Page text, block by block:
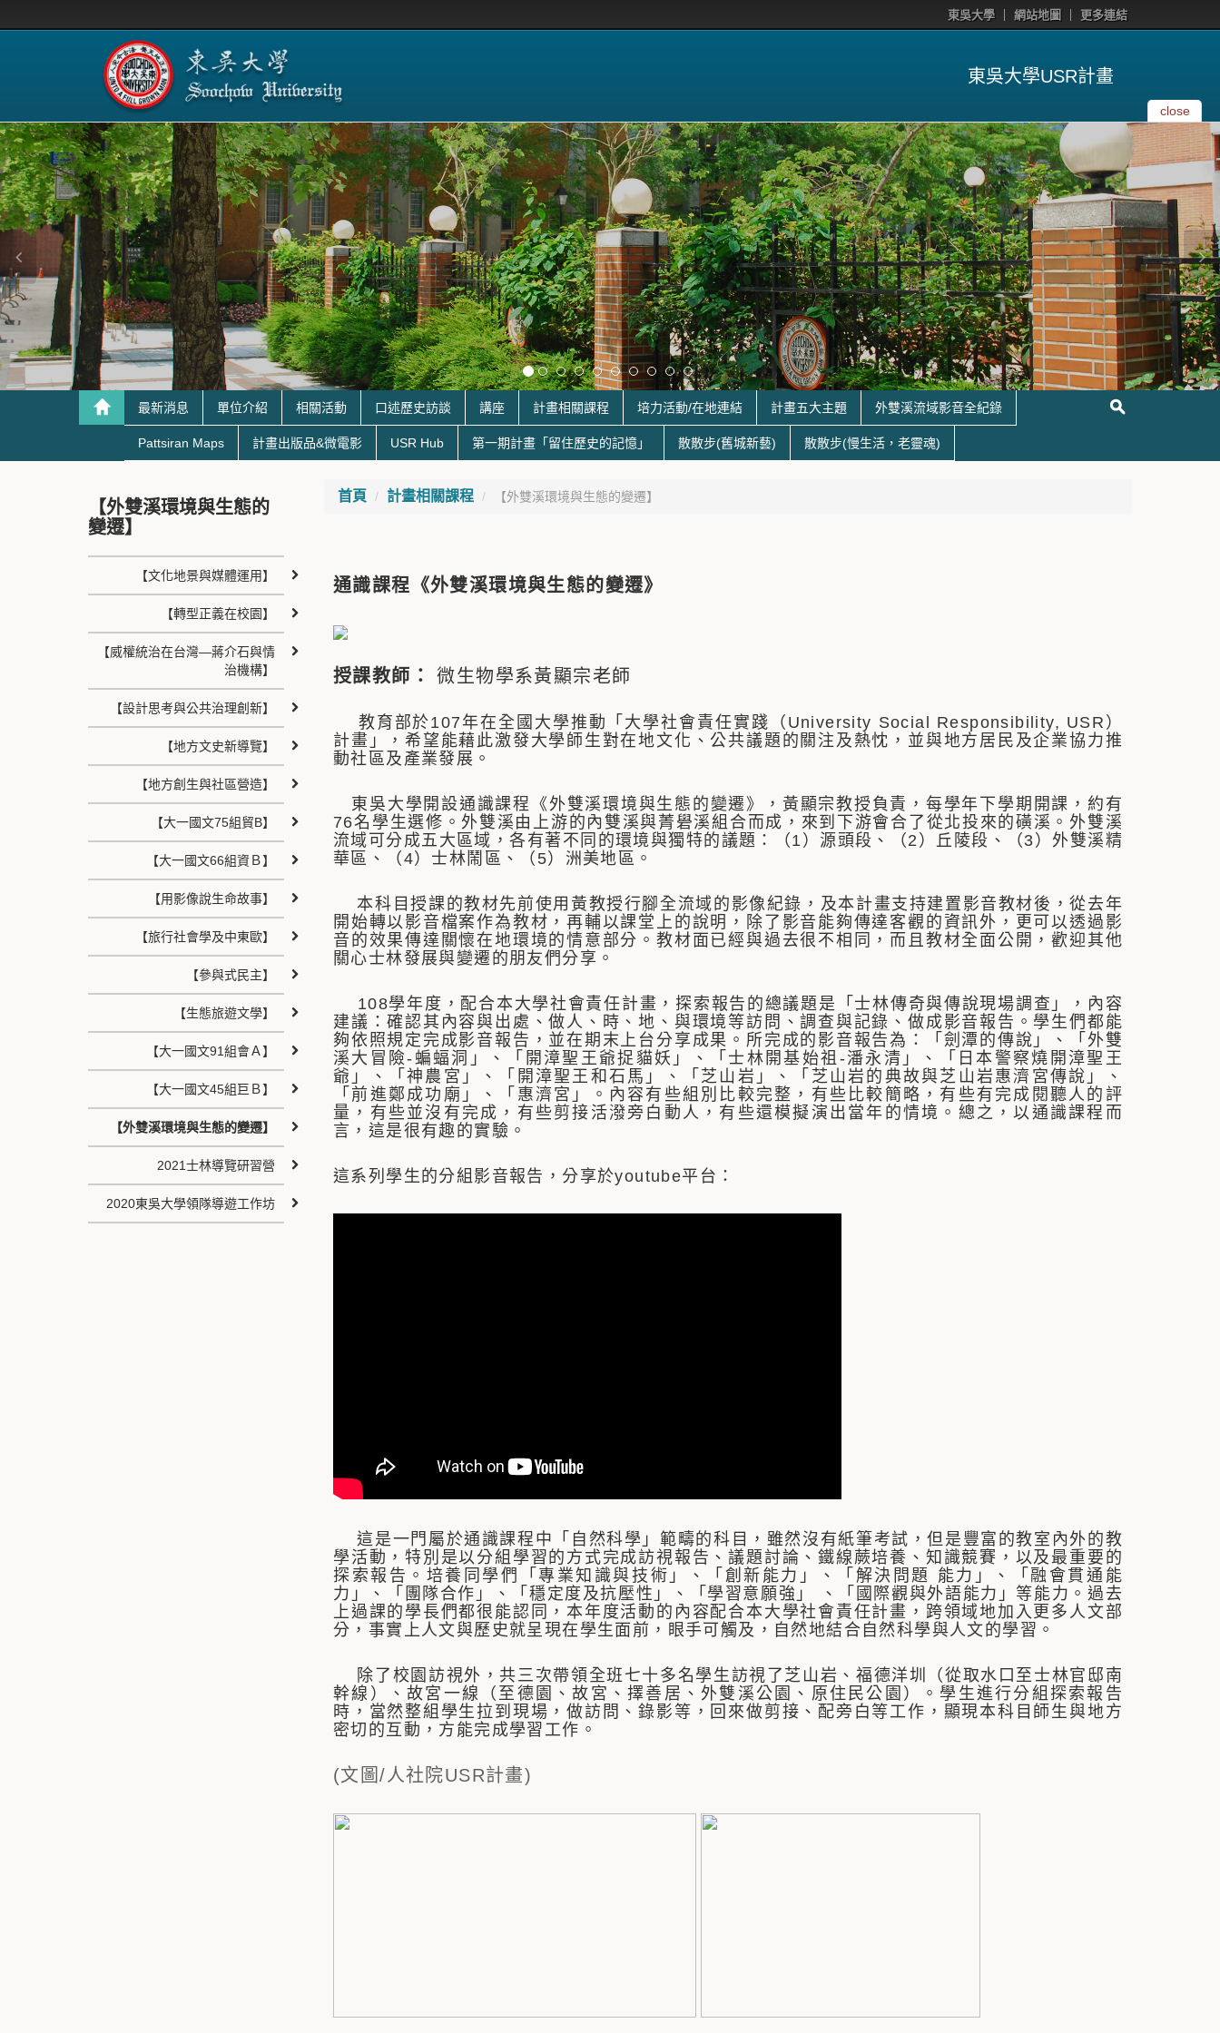
東吳大學 網站地圖 更多連結
東吳大學USR計畫
close
最新消息 單位介紹 相關活動 口述歷史訪談 講座 計畫相關課程 培力活動/在地連結 計畫五大主題 外雙溪流域影音全紀錄
Pattsiran Maps 計畫出版品&微電影 USR Hub 第一期計畫「留住歷史的記憶」 散散步(舊城新藝) 散散步(慢生活，老靈魂)
首頁 計畫相關課程 【外雙溪環境與生態的變遷】
通識課程《外雙溪環境與生態的變遷》
授課教師： 微生物學系黃顯宗老師
教育部於107年在全國大學推動「大學社會責任實踐（University Social Responsibility, USR）
計畫」，希望能藉此激發大學師生對在地文化、公共議題的關注及熱忱，並與地方居民及企業協力推
動社區及產業發展。
東吳大學開設通識課程《外雙溪環境與生態的變遷》，黃顯宗教授負責，每學年下學期開課，約有
76名學生選修。外雙溪由上游的內雙溪與菁礐溪組合而成，來到下游會合了從北投來的磺溪。外雙溪
流域可分成五大區域，各有著不同的環境與獨特的議題：（1）源頭段、（2）丘陵段、（3）外雙溪精
華區、（4）士林鬧區、（5）洲美地區。
本科目授課的教材先前使用黃教授行腳全流域的影像紀錄，及本計畫支持建置影音教材後，從去年
開始轉以影音檔案作為教材，再輔以課堂上的說明，除了影音能夠傳達客觀的資訊外，更可以透過影
音的效果傳達關懷在地環境的情意部分。教材面已經與過去很不相同，而且教材全面公開，歡迎其他
關心士林發展與變遷的朋友們分享。
108學年度，配合本大學社會責任計畫，探索報告的總議題是「士林傳奇與傳說現場調查」，內容
建議：確認其內容與出處、做人、時、地、與環境等訪問、調查與記錄、做成影音報告。學生們都能
夠依照規定完成影音報告，並在期末上台分享成果。所完成的影音報告為：「劍潭的傳說」、「外雙
溪大冒險-蝙蝠洞」、「開漳聖王爺捉貓妖」、「士林開基始祖-潘永清」、「日本警察燒開漳聖王
爺」、「神農宮」、「開漳聖王和石馬」、「芝山岩」、「芝山岩的典故與芝山岩惠濟宮傳說」、
「前進鄭成功廟」、「惠濟宮」。內容有些組別比較完整，有些比較簡略，有些有完成閱聽人的評
量，有些並沒有完成，有些剪接活潑旁白動人，有些還模擬演出當年的情境。總之，以通識課程而
言，這是很有趣的實驗。
這系列學生的分組影音報告，分享於youtube平台：
這是一門屬於通識課程中「自然科學」範疇的科目，雖然沒有紙筆考試，但是豐富的教室內外的教
學活動，特別是以分組學習的方式完成訪視報告、議題討論、鐵線蕨培養、知識競賽，以及最重要的
探索報告。培養同學們「專業知識與技術」、「創新能力」、「解決問題 能力」、「融會貫通能
力」、「團隊合作」、「穩定度及抗壓性」、「學習意願強」 、「國際觀與外語能力」等能力。過去
上過課的學長們都很能認同，本年度活動的內容配合本大學社會責任計畫，跨領域地加入更多人文部
分，事實上人文與歷史就呈現在學生面前，眼手可觸及，自然地結合自然科學與人文的學習。
除了校園訪視外，共三次帶領全班七十多名學生訪視了芝山岩、福德洋圳（從取水口至士林官邸南
幹線）、故宮一線（至德園、故宮、擇善居、外雙溪公園、原住民公園）。學生進行分組探索報告
時，當然整組學生拉到現場，做訪問、錄影等，回來做剪接、配旁白等工作，顯現本科目師生與地方
密切的互動，方能完成學習工作。
(文圖/人社院USR計畫)
【外雙溪環境與生態的
變遷】
【文化地景與媒體運用】
【轉型正義在校園】
【威權統治在台灣—蔣介石與情
治機構】
【設計思考與公共治理創新】
【地方文史新導覽】
【地方創生與社區營造】
【大一國文75組貿B】
【大一國文66組資Ｂ】
【用影像說生命故事】
【旅行社會學及中東歐】
【參與式民主】
【生態旅遊文學】
【大一國文91組會Ａ】
【大一國文45組巨Ｂ】
【外雙溪環境與生態的變遷】
2021士林導覽研習營
2020東吳大學領隊導遊工作坊